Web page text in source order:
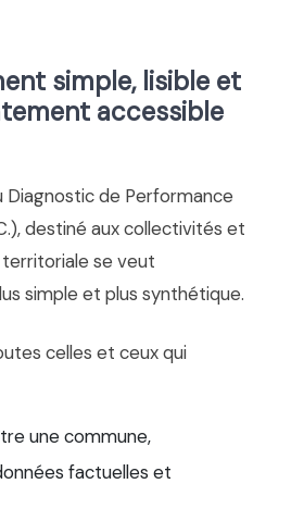
simple, lisible et
accessible
de Performance
destiné aux collectivités et
territoriale se veut
simple et plus synthétique.
celles et ceux qui
une commune,
factuelles et